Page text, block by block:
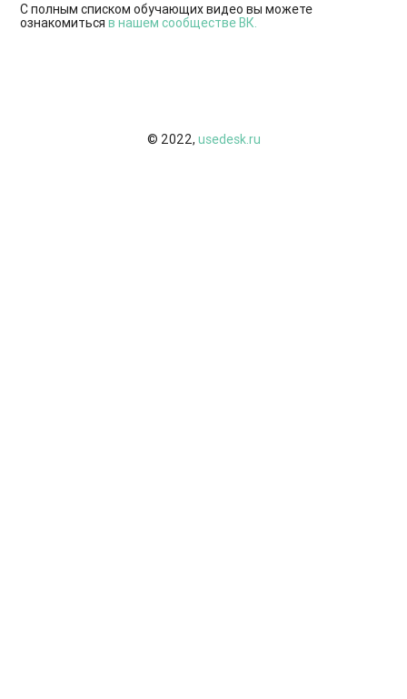
С полным списком обучающих видео вы можете
ознакомитьсяв нашем сообществе ВК.
© 2022, usedesk.ru